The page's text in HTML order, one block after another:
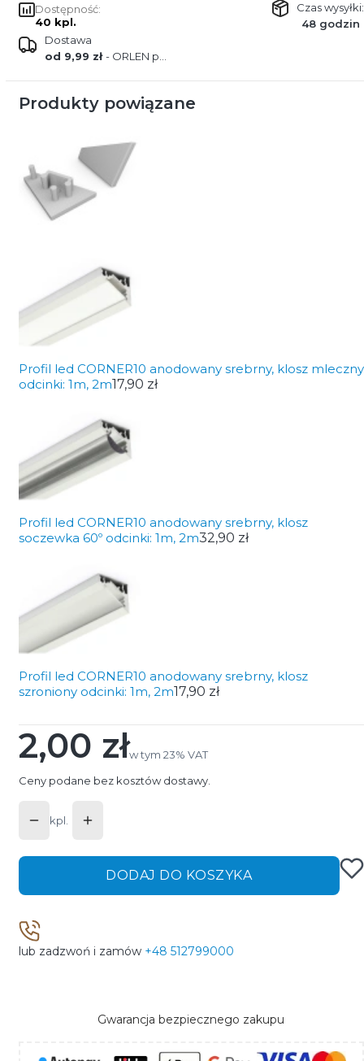
Dostępność:
40 kpl.
Czas wysyłki:
48 godzin
Dostawa
od 9,99 zł- ORLEN paczka
Produkty powiązane
Profil led CORNER10 anodowany srebrny, klosz mleczny
odcinki: 1m, 2m17,90 zł
Profil led CORNER10 anodowany srebrny, klosz
soczewka 60º odcinki: 1m, 2m32,90 zł
Profil led CORNER10 anodowany srebrny, klosz
szroniony odcinki: 1m, 2m17,90 zł
Cena
2,00 złw tym 23% VAT
w tym 23% VAT
Ceny podane bez kosztów dostawy.
kpl.
DODAJ DO KOSZYKA
lub zadzwoń i zamów +48 512799000
Gwarancja bezpiecznego zakupu